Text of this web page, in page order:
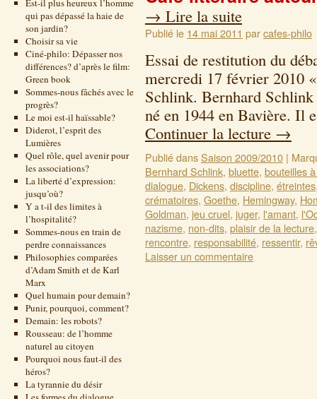
Est-il plus heureux l’homme
qui pas dépassé la haie de
son jardin?
Choisir sa vie
Ciné-philo: Dépasser nos
différences? d’après le film:
Green book
Sommes-nous fâchés avec le
progrès?
Le moi est-il haïssable?
Diderot, l’esprit des
Lumières
Quel rôle, quel avenir pour
les associations?
La liberté d’expression:
jusqu’où?
Y a t-il des limites à
l’hospitalité?
Sommes-nous en train de
perdre connaissances
Philosophies comparées
d’Adam Smith et de Karl
Marx
Quel humain pour demain?
Punir, pourquoi, comment?
Demain: les robots?
Rousseau: de l’homme
naturel au citoyen
Pourquoi nous faut-il des
héros?
La tyrannie du désir
→ Lire la suite
Publié le 14 mai 2011 parcafes-philo
Essai de restitution du
mercredi 17 février 2010
Schlink. Bernhard
né en 1944 en Bavière. Il
Continuer la lecture →
Publié dansSaison 2009/2010 |
Bernhard Schlink, bluette, bouteilles
dialogue, Dickens, discipline, étreintes
crématoires, Goethe, Hemingway,
Goldman, jeu cruel, juger, l'amant,
nazisme, non-dits, plaisir de la lecture
rencontre, responsabilité, ressentir,
Laisser un commentaire